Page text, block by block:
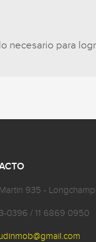
necesario para
935 -
0396 / 11 6869 0950